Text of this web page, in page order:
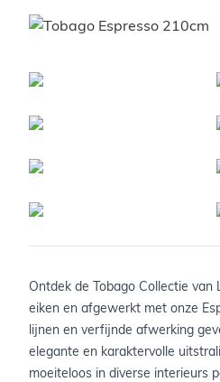
Afbeeldingen
Ontdek de Tobago Collectie
eiken en afgewerkt met onze
lijnen en verfijnde afwerking
elegante en karaktervolle
moeiteloos in diverse interieurs